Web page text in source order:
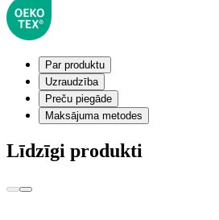
Par produktu
Uzraudzība
Preču piegāde
Maksājuma metodes
Līdzīgi produkti